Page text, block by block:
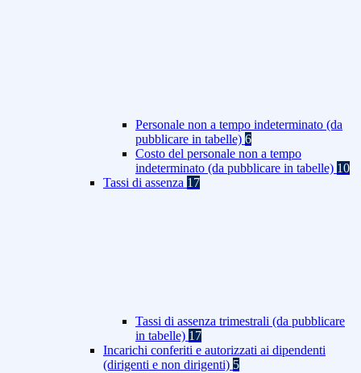
Personale non a tempo indeterminato (da
pubblicare in tabelle) 6
Costo del personale non a tempo
indeterminato (da pubblicare in tabelle) 10
Tassi di assenza 17
Tassi di assenza trimestrali (da pubblicare
in tabelle) 17
Incarichi conferiti e autorizzati ai dipendenti
(dirigenti e non dirigenti) 5